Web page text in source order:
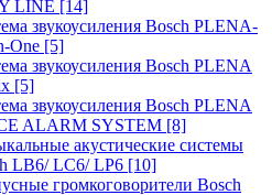
LINE [14]
звукоусиления Bosch PLENA-
One [5]
звукоусиления Bosch PLENA
[5]
звукоусиления Bosch PLENA
ALARM SYSTEM [8]
акустические системы
LB6/ LC6/ LP6 [10]
громкоговорители Bosch